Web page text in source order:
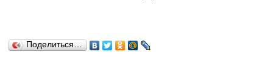
Поделиться…